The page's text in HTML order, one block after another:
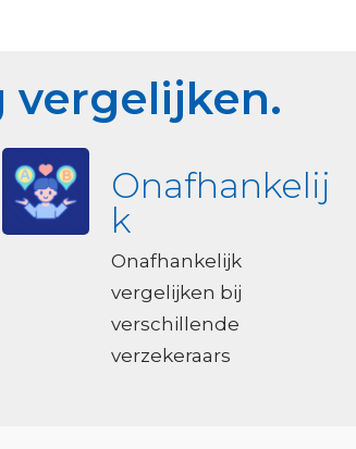
vergelijken.
Onafhankelij
k
Onafhankelijk
vergelijken bij
verschillende
verzekeraars